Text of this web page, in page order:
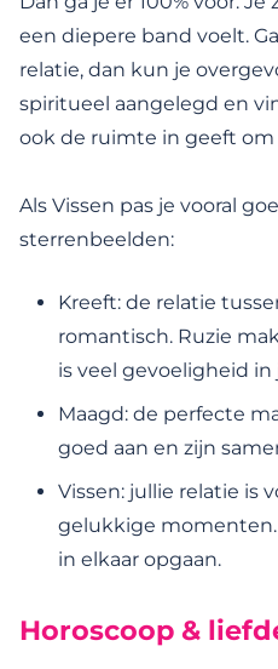
een diepere band voelt.
relatie, dan kun je
spiritueel aangelegd en
ook de ruimte in geeft
Als Vissen pas je vooral
sterrenbeelden:
Kreeft: de relatie
romantisch. Ruzie
is veel gevoeligheid in
Maagd: de perfecte
goed aan en zijn
Vissen: jullie relatie is
gelukkige
in elkaar opgaan.
Horoscoop &